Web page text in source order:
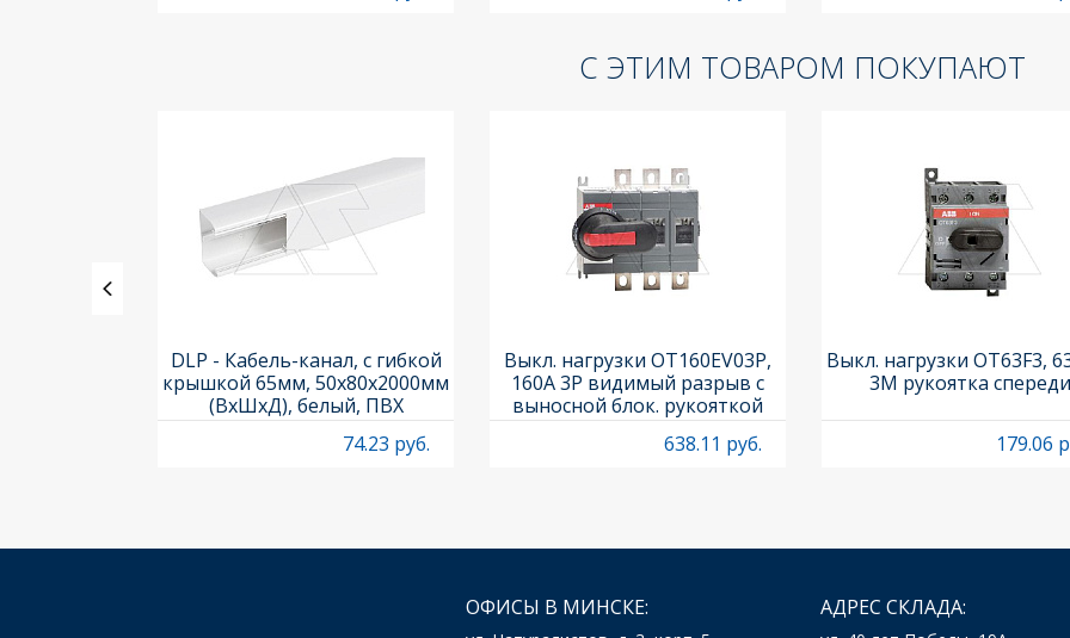
С ЭТИМ ТОВАРОМ ПОКУПАЮТ
DLP - Кабель-канал, с гибкой
крышкой 65мм, 50x80х2000мм
(ВхШхД), белый, ПВХ
74.23 руб.
Выкл. нагрузки OT160EV03P,
160A 3P видимый разрыв с
выносной блок. рукояткой
OHB65J6 и осью OXP6X210
638.11 руб.
Выкл. нагрузки OT63F3,
3M рукоятка спереди
179.06
ОФИСЫ В МИНСКЕ: АДРЕС СКЛАДА: